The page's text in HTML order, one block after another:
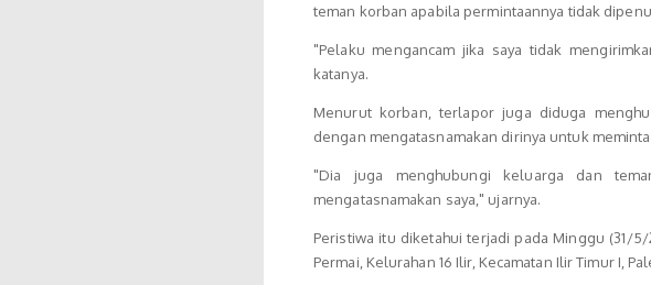
teman korban apabila permintaannya tidak
"Pelaku mengancam jika saya tidak
katanya.
Menurut korban, terlapor juga diduga
dengan mengatasnamakan dirinya untuk
"Dia juga menghubungi keluarga dan
mengatasnamakan saya," ujarnya.
Peristiwa itu diketahui terjadi pada Minggu (31/
Permai, Kelurahan 16 Ilir, Kecamatan Ilir Timur I,